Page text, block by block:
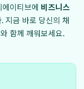
이티브에 비즈니스
지금 바로 당신의 채
함께 깨워보세요.